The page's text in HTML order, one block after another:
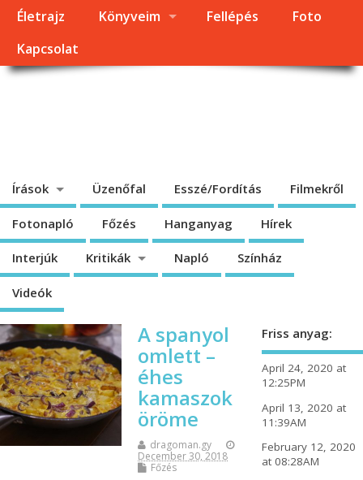
Életrajz Könyveim Fellépés
Foto
Kapcsolat
Írások Üzenőfal Esszé/Fordítás Filmekről
Fotonapló Főzés Hanganyag Hírek
Interjúk Kritikák Napló Színház
Videók
A spanyol
omlett –
éhes
kamaszok
öröme
dragoman.gy
December 30, 2018
Főzés
Friss anyag:
April 24, 2020 at
12:25PM
April 13, 2020 at
11:39AM
February 12, 2020
at 08:28AM